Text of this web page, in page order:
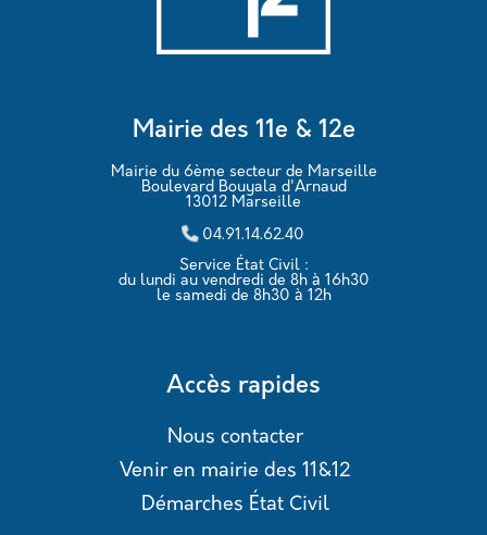
Mairie des 11e & 12e
Mairie du 6ème secteur de Marseille
Boulevard Bouyala d'Arnaud
13012 Marseille
04.91.14.62.40
Service État Civil :
du lundi au vendredi de 8h à 16h30
le samedi de 8h30 à 12h
Accès rapides
Nous contacter
Venir en mairie des 11&12
Démarches État Civil